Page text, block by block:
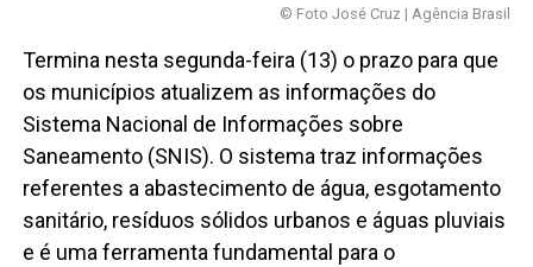
© Foto José Cruz | Agência Brasil
Termina nesta segunda-feira (13) o prazo para que
os municípios atualizem as informações do
Sistema Nacional de Informações sobre
Saneamento (SNIS). O sistema traz informações
referentes a abastecimento de água, esgotamento
sanitário, resíduos sólidos urbanos e águas pluviais
e é uma ferramenta fundamental para o